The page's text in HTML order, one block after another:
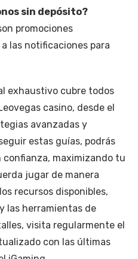
sin depósito?
promociones
las notificaciones para
exhaustivo cubre todos
casino, desde el
avanzadas y
estas guías, podrás
maximizando tu
jugar de manera
recursos disponibles,
las herramientas de
visita regularmente el
con las últimas